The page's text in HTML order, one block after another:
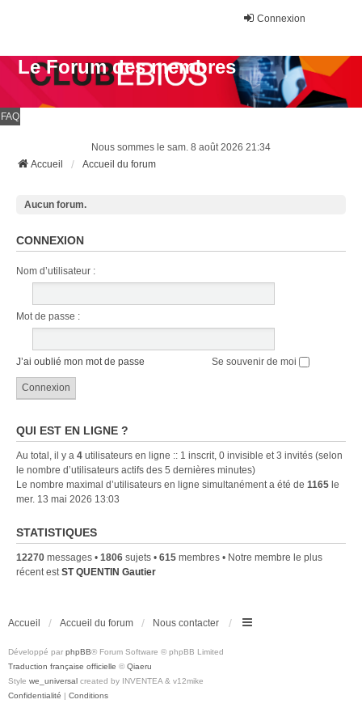
Connexion
Le Forum des membres
FAQ
Nous sommes le sam. 8 août 2026 21:34
Accueil
Accueil du forum
Aucun forum.
CONNEXION
Nom d’utilisateur :
Mot de passe :
J’ai oublié mon mot de passe Se souvenir de moi
QUI EST EN LIGNE ?
Au total, il y a 4 utilisateurs en ligne :: 1 inscrit, 0 invisible et 3 invités (selon
le nombre d’utilisateurs actifs des 5 dernières minutes)
Le nombre maximal d’utilisateurs en ligne simultanément a été de 1165 le
mer. 13 mai 2026 13:03
STATISTIQUES
12270 messages • 1806 sujets • 615 membres • Notre membre le plus
récent est ST QUENTIN Gautier
Accueil Accueil du forum Nous contacter
Développé par phpBB® Forum Software © phpBB Limited
Traduction française officielle © Qiaeru
Style we_universal created by INVENTEA & v12mike
Confidentialité | Conditions